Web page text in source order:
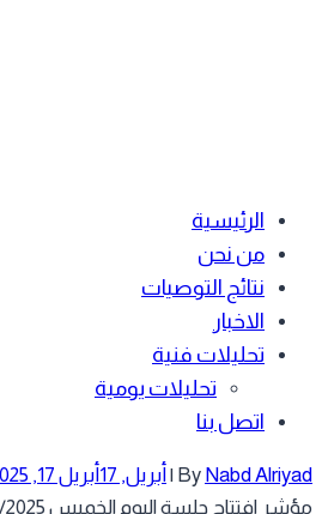
الرئيسية
من نحن
نتائج التوصيات
الاخبار
تحليلات فنية
تحليلات يومية
اتصل بنا
ByNabd
|أبريل, 17
أبريل 17, 2025
افتتاح جلسة اليوم الخميس 17/4/2025